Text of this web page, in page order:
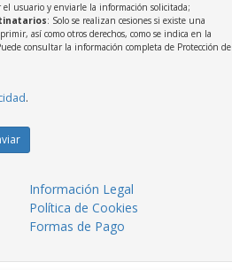
el usuario y enviarle la información solicitada;
: Solo se realizan cesiones si existe una
así como otros derechos, como se indica en la
consultar la información completa de Protección de
.
Información Legal
Política de Cookies
Formas de Pago